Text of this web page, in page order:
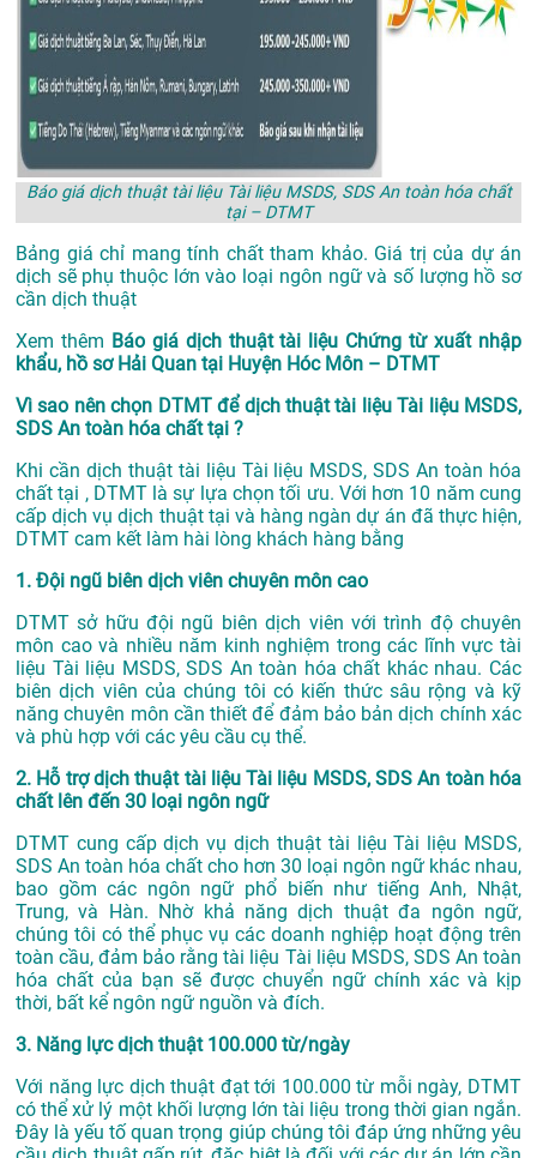
Báo giá dịch thuật tài liệu Tài liệu MSDS, SDS An toàn hóa chất
tại – DTMT
Bảng giá chỉ mang tính chất tham khảo. Giá trị của dự án
dịch sẽ phụ thuộc lớn vào loại ngôn ngữ và số lượng hồ sơ
cần dịch thuật
Xem thêm Báo giá dịch thuật tài liệu Chứng từ xuất nhập
khẩu, hồ sơ Hải Quan tại Huyện Hóc Môn – DTMT
Vì sao nên chọn DTMT để dịch thuật tài liệu Tài liệu MSDS,
SDS An toàn hóa chất tại ?
Khi cần dịch thuật tài liệu Tài liệu MSDS, SDS An toàn hóa
chất tại , DTMT là sự lựa chọn tối ưu. Với hơn 10 năm cung
cấp dịch vụdịch thuật tại và hàng ngàn dự án đã thực hiện,
DTMT cam kết làm hài lòng khách hàng bằng
1. Đội ngũ biên dịch viên chuyên môn cao
DTMT sở hữu đội ngũ biên dịch viên với trình độ chuyên
môn cao và nhiều năm kinh nghiệm trong các lĩnh vực tài
liệu Tài liệu MSDS, SDS An toàn hóa chất khác nhau. Các
biên dịch viên của chúng tôi có kiến thức sâu rộng và kỹ
năng chuyên môn cần thiết để đảm bảo bản dịch chính xác
và phù hợp với các yêu cầu cụ thể.
2. Hỗ trợ dịch thuật tài liệu Tài liệu MSDS, SDS An toàn hóa
chất lên đến 30 loại ngôn ngữ
DTMT cung cấp dịch vụ dịch thuật tài liệu Tài liệu MSDS,
SDS An toàn hóa chất cho hơn 30 loại ngôn ngữ khác nhau,
bao gồm các ngôn ngữ phổ biến như tiếng Anh, Nhật,
Trung, và Hàn. Nhờ khả năng dịch thuật đa ngôn ngữ,
chúng tôi có thể phục vụ các doanh nghiệp hoạt động trên
toàn cầu, đảm bảo rằng tài liệu Tài liệu MSDS, SDS An toàn
hóa chất của bạn sẽ được chuyển ngữ chính xác và kịp
thời, bất kể ngôn ngữ nguồn và đích.
3. Năng lực dịch thuật 100.000 từ/ngày
Với năng lực dịch thuật đạt tới 100.000 từ mỗi ngày, DTMT
có thể xử lý một khối lượng lớn tài liệu trong thời gian ngắn.
Đây là yếu tố quan trọng giúp chúng tôi đáp ứng những yêu